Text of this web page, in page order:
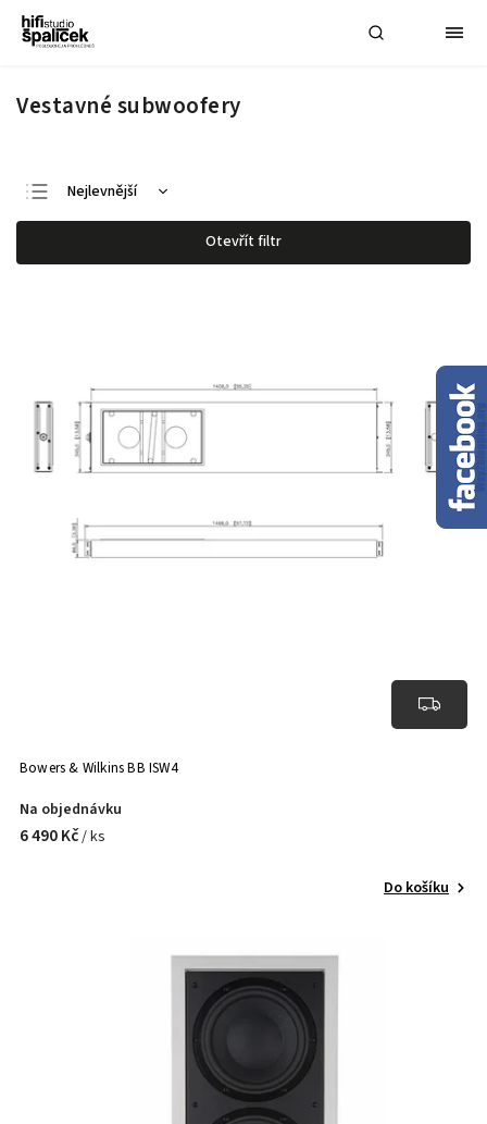
Vestavné subwoofery
Nejlevnější
Nejdražší
Nejprodávanější
Otevřít filtr
Bowers & Wilkins BB ISW4
Na objednávku
6 490 Kč/ ks
Do košíku